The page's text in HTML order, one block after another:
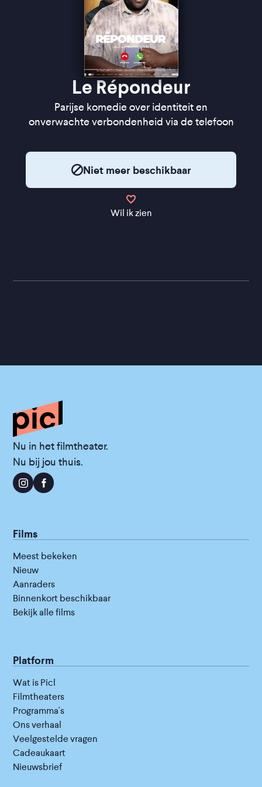
Le Répondeur
Parijse komedie over identiteit en
onverwachte verbondenheid via de telefoon
Niet meer beschikbaar
Wil ik zien
Nu in het filmtheater.
Nu bij jou thuis.
Films
Meest bekeken
Nieuw
Aanraders
Binnenkort beschikbaar
Bekijk alle films
Platform
Wat is Picl
Filmtheaters
Programma's
Ons verhaal
Veelgestelde vragen
Cadeaukaart
Nieuwsbrief